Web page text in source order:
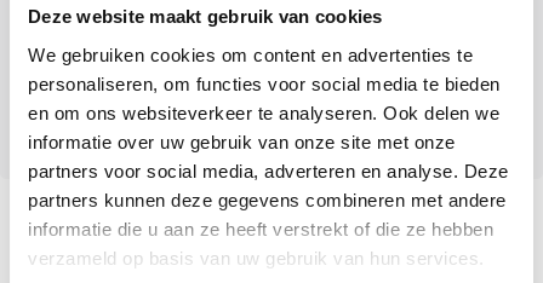
Deze website maakt gebruik van cookies
We gebruiken cookies om content en advertenties te
personaliseren, om functies voor social media te bieden
en om ons websiteverkeer te analyseren. Ook delen we
informatie over uw gebruik van onze site met onze
partners voor social media, adverteren en analyse. Deze
partners kunnen deze gegevens combineren met andere
informatie die u aan ze heeft verstrekt of die ze hebben
verzameld op basis van uw gebruik van hun services.
Of je nu een BBQ-feest organiseert of gewoon extra
Ring 100maakt je outdoor cooking-ervaring veiliger,
slimmer en praktischer.